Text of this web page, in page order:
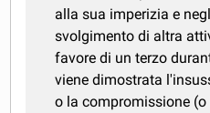
alla sua imperizia e
svolgimento di altra
favore di un terzo
viene dimostrata
o la compromissione